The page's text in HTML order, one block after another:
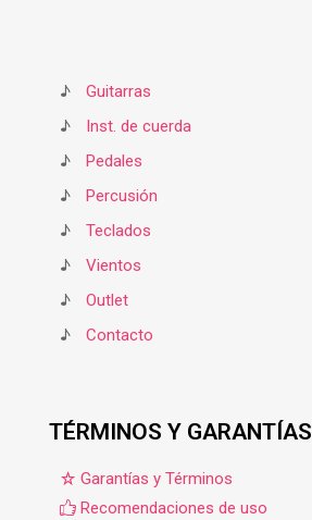
♪
Guitarras
♪
Inst. de cuerda
♪
Pedales
♪
Percusión
♪
Teclados
♪
Vientos
♪
Outlet
♪
Contacto
TÉRMINOS Y GARANTÍAS
Garantías y Términos
Recomendaciones de uso